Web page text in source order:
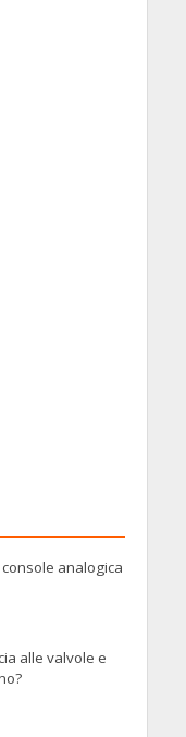
analogica
alle valvole e